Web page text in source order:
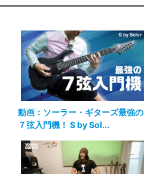
動画：ソーラー・ギターズ最強の
７弦入門機！ S by Sol...